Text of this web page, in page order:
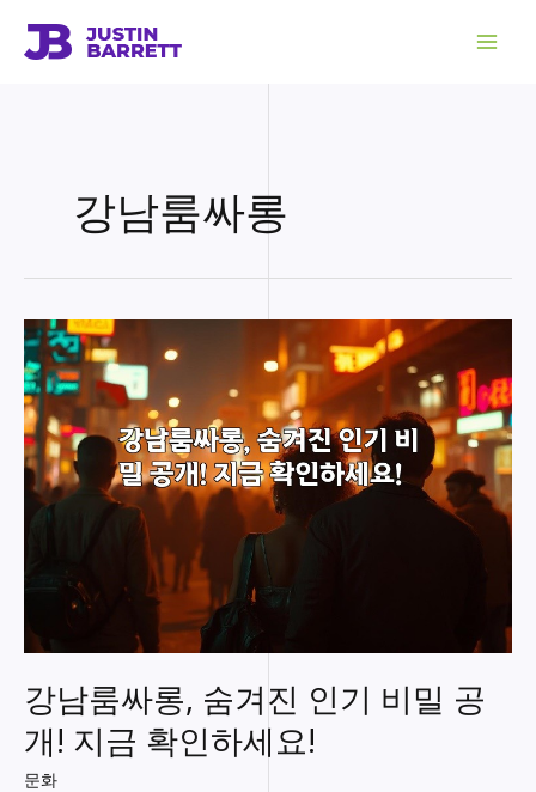
강남룸싸롱
강남룸싸롱, 숨겨진 인기 비밀 공
개! 지금 확인하세요!
문화